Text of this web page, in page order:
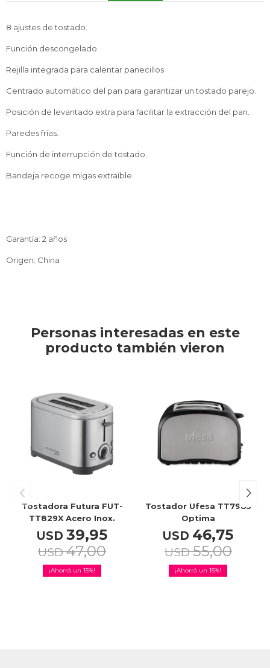
8 ajustes de tostado.
Función descongelado
Rejilla integrada para calentar panecillos
Centrado automático del pan para garantizar un tostado parejo.
Posición de levantado extra para facilitar la extracción del pan.
Paredes frías.
Función de interrupción de tostado.
Bandeja recoge migas extraíble.
Garantía: 2 años
Origen: China
Personas interesadas en este
producto también vieron
Tostadora Futura FUT-
TT829X Acero Inox.
USD 39,95
USD 47,00
15
Tostador Ufesa TT7985
Optima
USD 46,75
USD 55,00
15